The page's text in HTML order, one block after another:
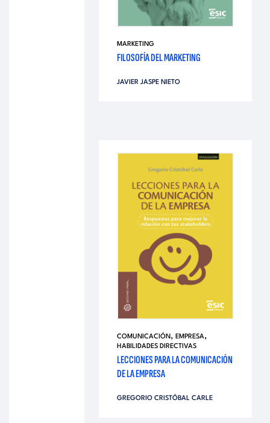
MARKETING
FILOSOFÍA DEL MARKETING
JAVIER JASPE NIETO
COMUNICACIÓN, EMPRESA,
HABILIDADES DIRECTIVAS
LECCIONES PARA LA COMUNICACIÓN
DE LA EMPRESA
GREGORIO CRISTÓBAL CARLE